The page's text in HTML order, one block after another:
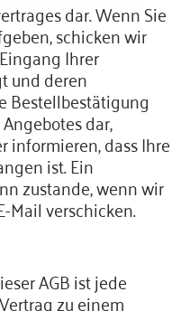
dar. Wenn Sie
schicken wir
Ihrer
und deren
Bestellbestätigung
dar,
informieren, dass Ihre
ist. Ein
zustande, wenn wir
Mail verschicken.
AGB ist jede
zu einem